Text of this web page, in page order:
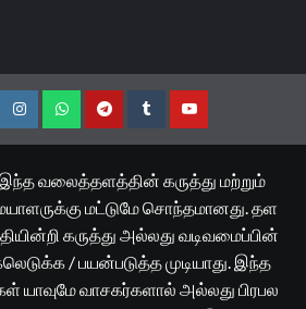
InstagramWhatsappTelegramTumblrYouTube
வலைத்தளத்தின் கருத்து மற்றும்
மட்டுமே சொந்தமானது. தள
கருத்து அல்லது வடிவமைப்பின்
/ பயன்படுத்த முடியாது. இந்த
யாவுமே வாசகர்களால் அல்லது பிரபல